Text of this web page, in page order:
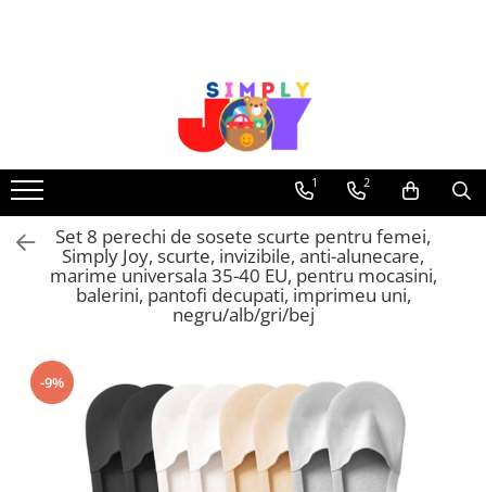
Frumusete, bijuterii, accesorii
fetite
Jucarii educative, interactive
Puzzle si seturi de construit
Stickere, Abtibilduri, Autocolante
Sosete dama
1 2
Set 8 perechi de sosete scurte pentru femei,
Simply Joy, scurte, invizibile, anti-alunecare,
marime universala 35-40 EU, pentru mocasini,
balerini, pantofi decupati, imprimeu uni,
negru/alb/gri/bej
-9%